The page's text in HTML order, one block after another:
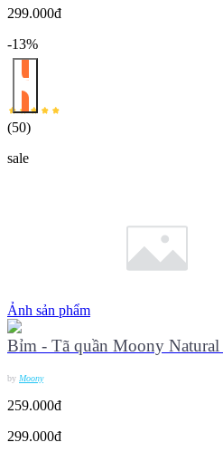
299.000đ
-13%
(50)
sale
Ảnh sản phẩm
Bỉm - Tã quần Moony
by Moony
259.000đ
299.000đ